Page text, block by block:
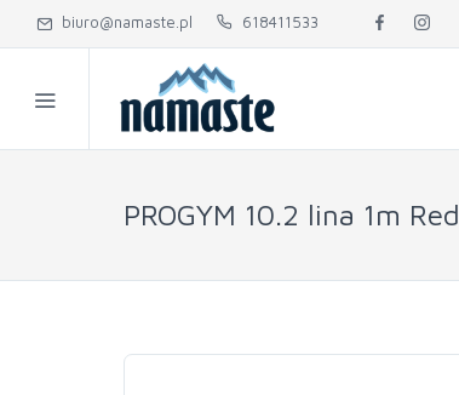
biuro@namaste.pl 618411533
PROGYM 10.2 lina 1m Red